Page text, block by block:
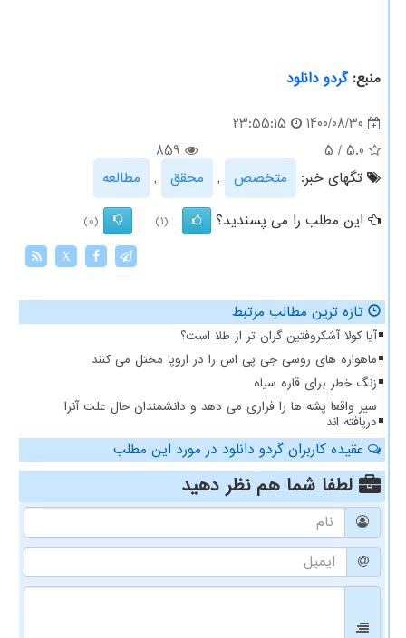
منبع:گردو دانلود
1400/08/30
23:55:15
5.0
/
5
859
تگهای خبر:
متخصص , محقق ,
مطالعه
این مطلب را می پسندید؟
(1)
(0)
X
تازه ترین مطالب مرتبط
آیا کولا آشکروفتین گران تر از طلا است؟
ماهواره های روسی جی پی اس را در اروپا مختل می کنند
زنگ خطر برای قاره سیاه
سیر واقعا پشه ها را فراری می دهد و دانشمندان حال علت آنرا
دریافته اند
عقیده کاربران گردو دانلود در مورد این مطلب
لطفا شما همنظر دهید